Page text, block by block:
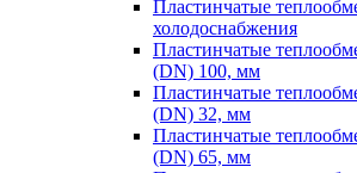
Пластинчатые
холодоснабжения
Пластинчатые
(DN) 100, мм
Пластинчатые
(DN) 32, мм
Пластинчатые
(DN) 65, мм